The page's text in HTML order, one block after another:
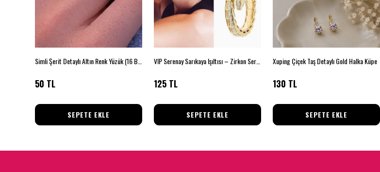
50 TL
SEPETE EKLE
125 TL
SEPETE EKLE
Xuping Çiçek Taş Detaylı Gold Halka Küpe
130 TL
SEPETE EKLE